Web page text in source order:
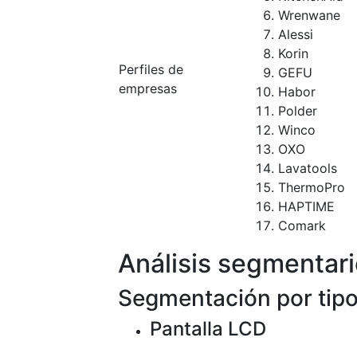
Perfiles de
empresas
Wrenwane
Alessi
Korin
GEFU
Habor
Polder
Winco
OXO
Lavatools
ThermoPro
HAPTIME
Comark
Análisis
Segmentación por
Pantalla LCD